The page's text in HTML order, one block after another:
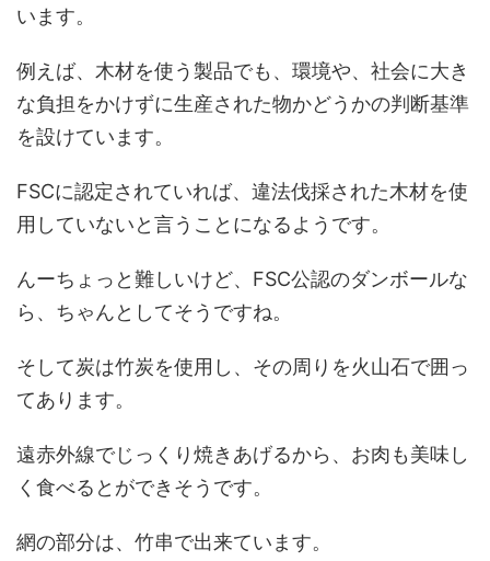
います。
例えば、木材を使う製品でも、環境や、社会に大き
な負担をかけずに生産された物かどうかの判断基準
を設けています。
FSCに認定されていれば、違法伐採された木材を使
用していないと言うことになるようです。
んーちょっと難しいけど、FSC公認のダンボールな
ら、ちゃんとしてそうですね。
そして炭は竹炭を使用し、その周りを火山石で囲っ
てあります。
遠赤外線でじっくり焼きあげるから、お肉も美味し
く食べるとができそうです。
網の部分は、竹串で出来ています。